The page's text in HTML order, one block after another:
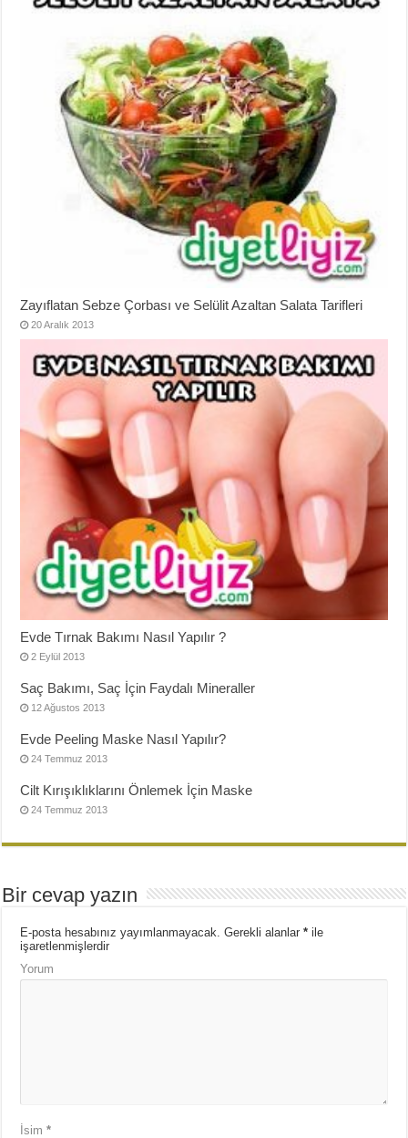
Zayıflatan Sebze Çorbası ve Selülit Azaltan Salata Tarifleri
20 Aralık 2013
Evde Tırnak Bakımı Nasıl Yapılır ?
2 Eylül 2013
Saç Bakımı, Saç İçin Faydalı Mineraller
12 Ağustos 2013
Evde Peeling Maske Nasıl Yapılır?
24 Temmuz 2013
Cilt Kırışıklıklarını Önlemek İçin Maske
24 Temmuz 2013
Bir cevap yazın
E-posta hesabınız yayımlanmayacak. Gerekli alanlar* ile
işaretlenmişlerdir
Yorum
İsim*